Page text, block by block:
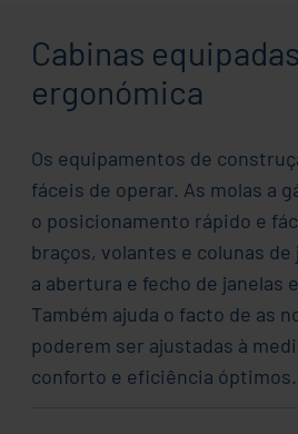
Cabinas
ergonómica
Os equipamentos de
fáceis de operar. As molas a
o posicionamento rápido e
braços, volantes e colunas
a abertura e fecho de janelas
Também ajuda o facto de as
poderem ser ajustadas à
conforto e eficiência óptimos.